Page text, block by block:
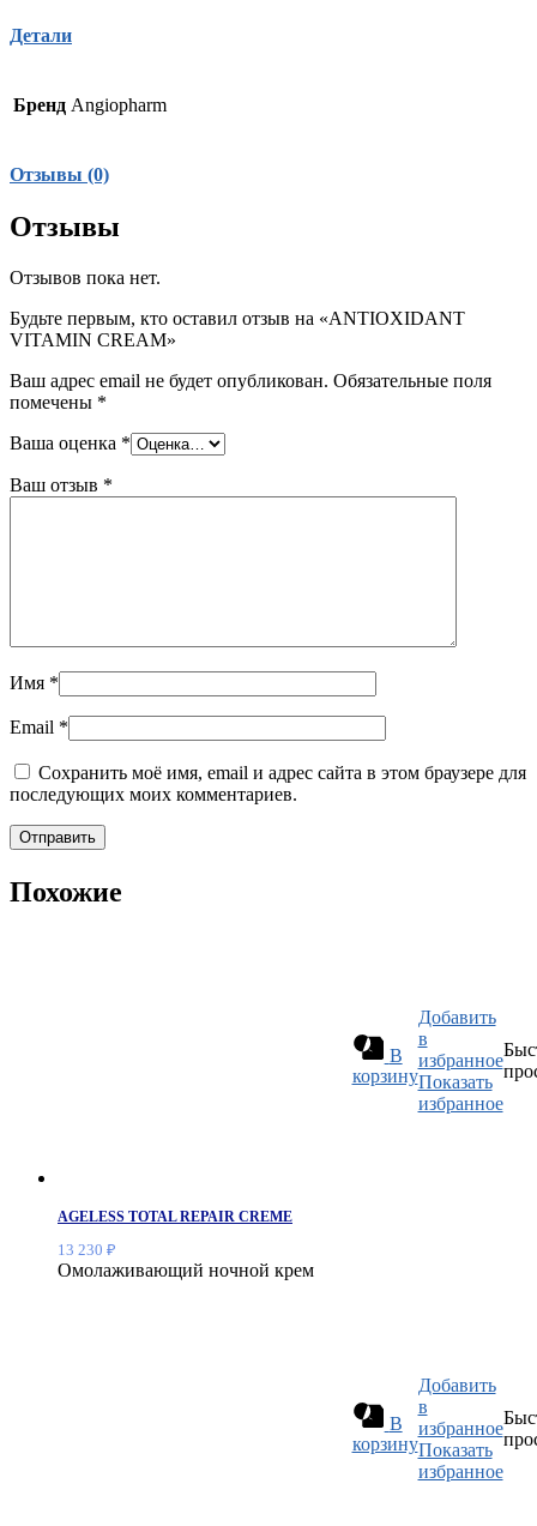
Детали
Бренд Angiopharm
Отзывы (0)
Отзывы
Отзывов пока нет.
Будьте первым, кто оставил отзыв на «ANTIOXIDANT
VITAMIN CREAM»
Ваш адрес email не будет опубликован. Обязательные поля
помечены *
Ваша оценка *
Ваш отзыв *
Имя *
Email *
Сохранить моё имя, email и адрес сайта в этом браузере для
последующих моих комментариев.
Похожие
В
корзину
Добавить
в
избранное
Показать
избранное
AGELESS TOTAL REPAIR CREME
13 230 ₽
Омолаживающий ночной крем
В
корзину
Добавить
в
избранное
Показать
избранное